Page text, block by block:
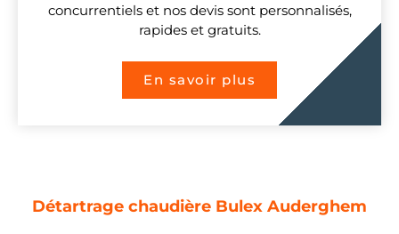
concurrentiels et nos devis sont personnalisés,
rapides et gratuits.
En savoir plus
Détartrage chaudière Bulex Auderghem